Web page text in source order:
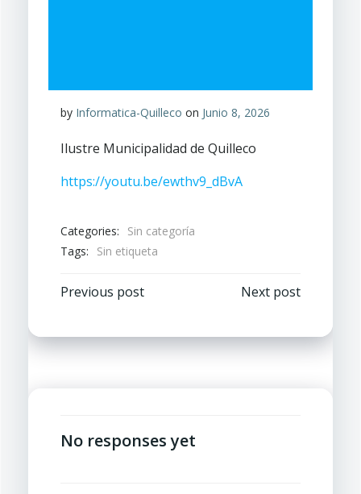
by Informatica-Quilleco on Junio 8, 2026
Ilustre Municipalidad de Quilleco
https://youtu.be/ewthv9_dBvA
Categories:
Sin categoría
Tags:
Sin etiqueta
Navegación
por
Previous post
Navegación
por
Next post
No responses yet